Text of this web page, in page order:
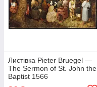
Листівка Pieter Bruegel —
The Sermon of St. John the
Baptist 1566